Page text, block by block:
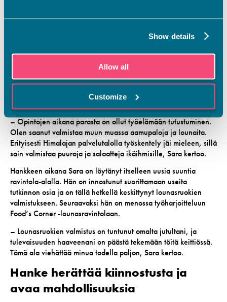
Show details
Allow all
Customize
Sara: Keittiössä työskentelystä
uutta innostusta
Sara Grannas, yksi hankkeeseen liittyneistä opiskelijoista, sai
tiedon koulutuksesta suorittaessaan työtään tuetusti
palvelukodilla. Keittiössä työskentely ja ruoanvalmistus
kiinnostivat häntä erityisesti, ja hän päätti tarttua tilaisuuteen.
– Opintojen aikana parasta on ollut työelämään tutustuminen.
Olen saanut valmistaa muun muassa aamupaloja ja lounaita.
Erityisesti Himalajan palvelutalolla työskentely jäi mieleen, sillä
sain valmistaa puuroja ja salaatteja ikäihmisille, Sara kertoo.
Hankkeen aikana Sara on löytänyt itselleen uusia suuntia
ravintola-alalla. Hän on innostunut suorittamaan useita
tutkinnon osia ja on tällä hetkellä keskittynyt lounasruokien
valmistukseen. Seuraavaksi hän on menossa työharjoitteluun
Food’s Corner -lounasravintolaan.
– Lounasruokien valmistus on tuntunut omalta jutultani, ja
tulevaisuuden haaveenani on päästä tekemään töitä keittiössä.
Tämä ala viehättää minua todella paljon, Sara kertoo.
Hanke herättää kiinnostusta ja
avaa mahdollisuuksia